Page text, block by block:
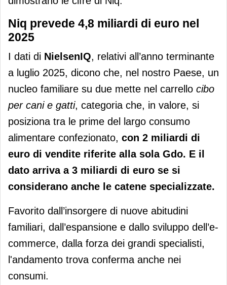
Niq prevede 4,8 miliardi di euro nel
2025
I dati di NielsenIQ, relativi all’anno terminante
a luglio 2025, dicono che, nel nostro Paese, un
nucleo familiare su due mette nel carrello cibo
per cani e gatti, categoria che, in valore, si
posiziona tra le prime del largo consumo
alimentare confezionato, con 2 miliardi di
euro di vendite riferite alla sola Gdo. E il
dato arriva a 3 miliardi di euro se si
considerano anche le catene specializzate.
Favorito dall’insorgere di nuove abitudini
familiari, dall’espansione e dallo sviluppo dell’e-
commerce, dalla forza dei grandi specialisti,
l'andamento trova conferma anche nei
consumi.